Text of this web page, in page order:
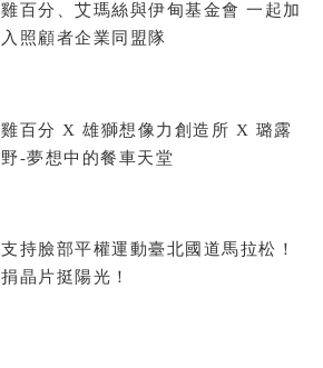
雞百分、艾瑪絲與伊甸基金會 一起加
入照顧者企業同盟隊
雞百分 X 雄獅想像力創造所 X 璐露
野-夢想中的餐車天堂
支持臉部平權運動臺北國道馬拉松！
捐晶片挺陽光！